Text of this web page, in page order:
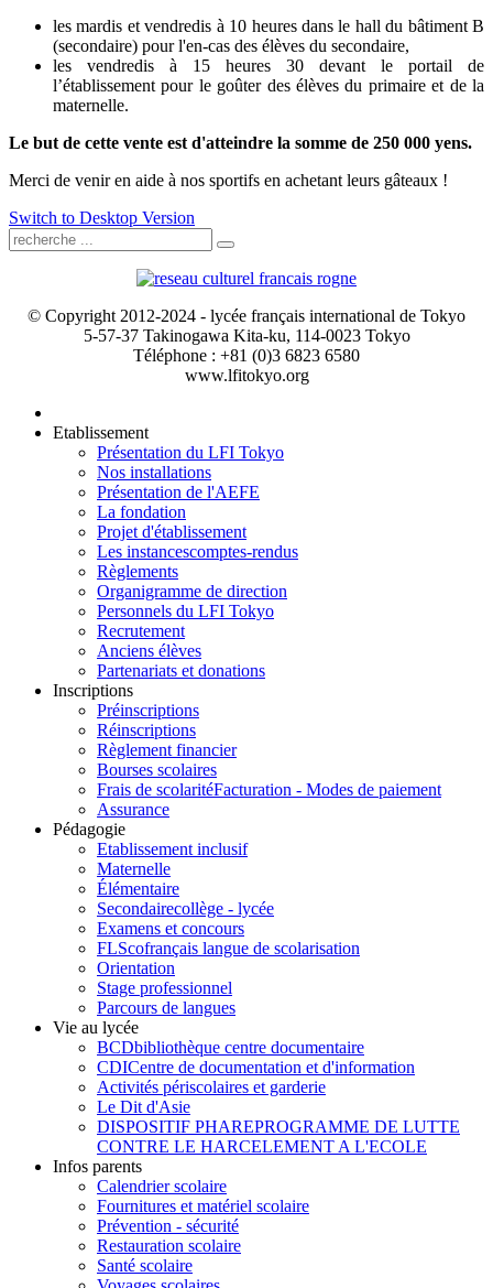
les mardis et vendredis à 10 heures dans le hall du bâtiment B
(secondaire) pour l'en-cas des élèves du secondaire,
les vendredis à 15 heures 30 devant le portail de
l’établissement pour le goûter des élèves du primaire et de la
maternelle.
Le but de cette vente est d'atteindre la somme de 250 000 yens.
Merci de venir en aide à nos sportifs en achetant leurs gâteaux !
Switch to Desktop Version
© Copyright 2012-2024 - lycée français international de Tokyo
5-57-37 Takinogawa Kita-ku, 114-0023 Tokyo
Téléphone : +81 (0)3 6823 6580
www.lfitokyo.org
Etablissement
Présentation du LFI Tokyo
Nos installations
Présentation de l'AEFE
La fondation
Projet d'établissement
Les instancescomptes-rendus
Règlements
Organigramme de direction
Personnels du LFI Tokyo
Recrutement
Anciens élèves
Partenariats et donations
Inscriptions
Préinscriptions
Réinscriptions
Règlement financier
Bourses scolaires
Frais de scolaritéFacturation - Modes de paiement
Assurance
Pédagogie
Etablissement inclusif
Maternelle
Élémentaire
Secondairecollège - lycée
Examens et concours
FLScofrançais langue de scolarisation
Orientation
Stage professionnel
Parcours de langues
Vie au lycée
BCDbibliothèque centre documentaire
CDICentre de documentation et d'information
Activités périscolaires et garderie
Le Dit d'Asie
DISPOSITIF PHAREPROGRAMME DE LUTTE
CONTRE LE HARCELEMENT A L'ECOLE
Infos parents
Calendrier scolaire
Fournitures et matériel scolaire
Prévention - sécurité
Restauration scolaire
Santé scolaire